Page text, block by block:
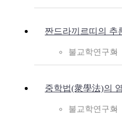
짠드라끼르띠의 추
불교학연구회
중학법(衆學法)의
불교학연구회